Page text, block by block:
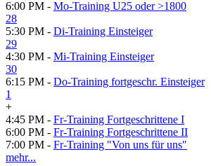
6:00 PM - Mo-Training U25 oder >1800
28
5:30 PM - Di-Training Einsteiger
29
4:30 PM - Mi-Training Einsteiger
30
6:15 PM - Do-Training fortgeschr. Einsteiger
1
+
4:45 PM - Fr-Training Fortgeschrittene I
6:00 PM - Fr-Training Fortgeschrittene II
7:00 PM - Fr-Training "Von uns für uns"
mehr...